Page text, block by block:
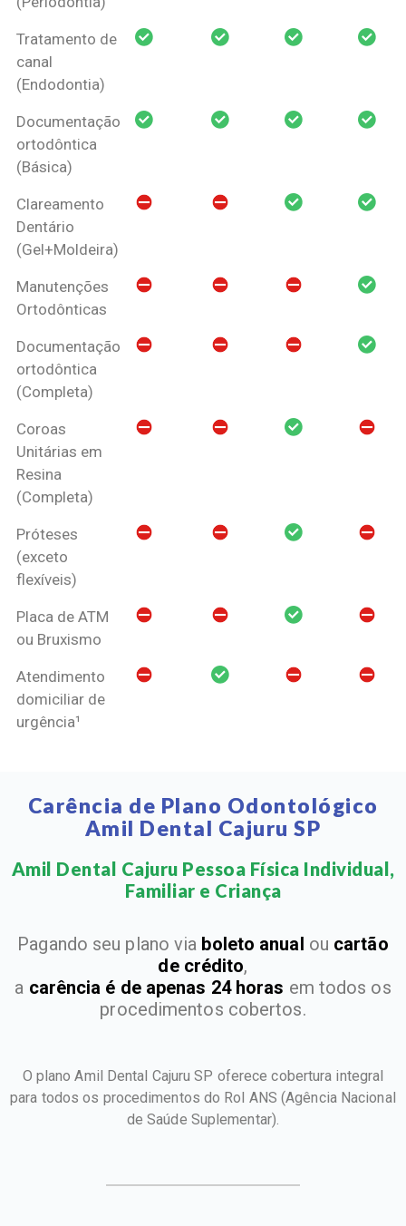
Tratamento de
canal
(Endodontia)
Documentação
ortodôntica
(Básica)
Clareamento
Dentário
(Gel+Moldeira)
Manutenções
Ortodônticas
Documentação
ortodôntica
(Completa)
Coroas
Unitárias em
Resina
(Completa)
Próteses
(exceto
flexíveis)
Placa de ATM
ou Bruxismo
Atendimento
domiciliar de
urgência¹
Carência de Plano Odontológico
Amil Dental Cajuru SP
Amil Dental Cajuru Pessoa Física Individual,
Familiar e Criança​
Pagando seu plano via boleto anual ou cartão
de crédito,
a carência é de apenas 24 horas em todos os
procedimentos cobertos.
O plano Amil Dental Cajuru SP oferece cobertura integral
para todos os procedimentos do Rol ANS(Agência Nacional
de Saúde Suplementar).